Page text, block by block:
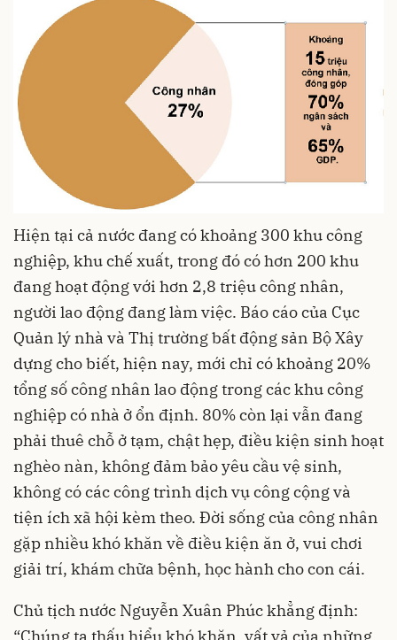
Hiện tại cả nước đang có khoảng 300 khu công
nghiệp, khu chế xuất, trong đó có hơn 200 khu
đang hoạt động với hơn 2,8 triệu công nhân,
người lao động đang làm việc. Báo cáo của Cục
Quản lý nhà và Thị trường bất động sản Bộ Xây
dựng cho biết, hiện nay, mới chỉ có khoảng 20%
tổng số công nhân lao động trong các khu công
nghiệp có nhà ở ổn định. 80% còn lại vẫn đang
phải thuê chỗ ở tạm, chật hẹp, điều kiện sinh hoạt
nghèo nàn, không đảm bảo yêu cầu vệ sinh,
không có các công trình dịch vụ công cộng và
tiện ích xã hội kèm theo. Đời sống của công nhân
gặp nhiều khó khăn về điều kiện ăn ở, vui chơi
giải trí, khám chữa bệnh, học hành cho con cái.
Chủ tịch nước Nguyễn Xuân Phúc khẳng định: